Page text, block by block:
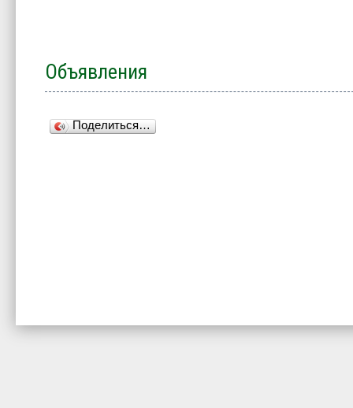
Объявления
Поделиться…